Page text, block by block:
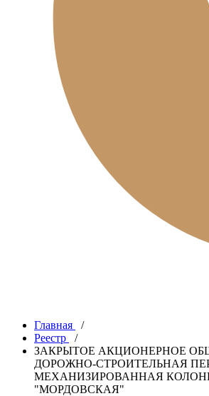
Главная
/
Реестр
/
ЗАКРЫТОЕ АКЦИОНЕРНОЕ
ДОРОЖНО-СТРОИТЕЛЬНАЯ
МЕХАНИЗИРОВАННАЯ
"МОРДОВСКАЯ"